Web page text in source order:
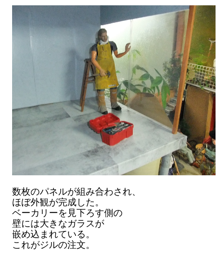
数枚のパネルが組み合わされ、
ほぼ外観が完成した。
ベーカリーを見下ろす側の
壁には大きなガラスが
嵌め込まれている。
これがジルの注文。